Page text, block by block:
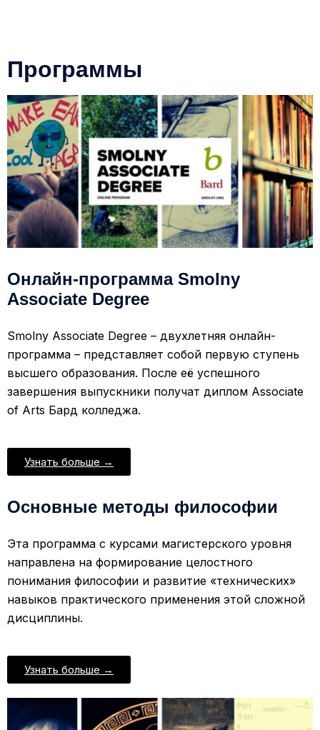
Программы
Онлайн-программа Smolny
Associate Degree
Smolny Associate Degree – двухлетняя онлайн-
программа – представляет собой первую ступень
высшего образования. После её успешного
завершения выпускники получат диплом Associate
of Arts Бард колледжа.
Узнать больше →
Основные методы философии
Эта программа c курсами магистерского уровня
направлена на формирование целостного
понимания философии и развитие «технических»
навыков практического применения этой сложной
дисциплины.
Узнать больше →